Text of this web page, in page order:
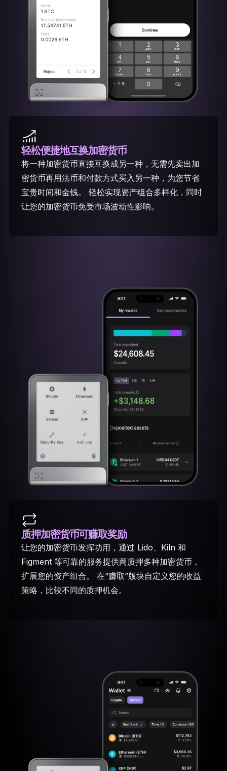
轻松便捷地互换加密货币
将一种加密货币直接互换成另一种，无需先卖出加
密货币再用法币和付款方式买入另一种，为您节省
宝贵时间和金钱。 轻松实现资产组合多样化，同时
让您的加密货币免受市场波动性影响。
质押加密货币可赚取奖励
让您的加密货币发挥功用，通过 Lido、Kiln 和
Figment 等可靠的服务提供商质押多种加密货币，
扩展您的资产组合。 在“赚取”版块自定义您的收益
策略，比较不同的质押机会。